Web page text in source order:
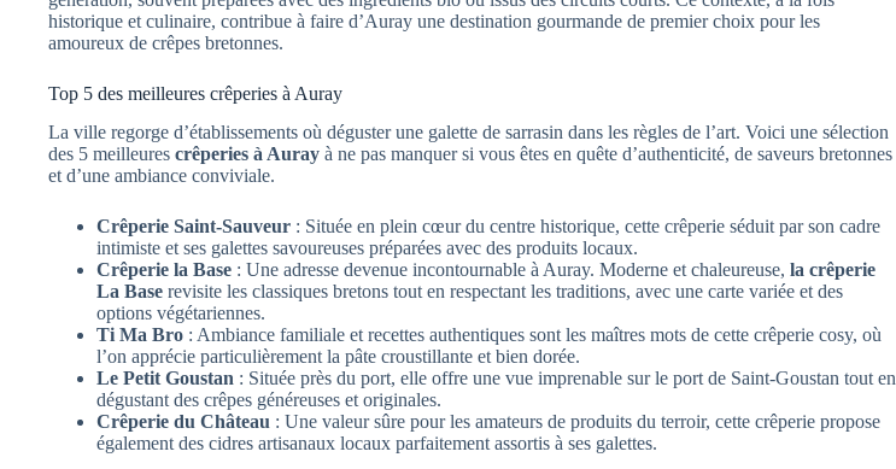
historique et culinaire, contribue à faire d’Auray une destination gourmande de premier choix pour les
amoureux de crêpes bretonnes.
Top 5 des meilleures crêperies à Auray
La ville regorge d’établissements où déguster une galette de sarrasin dans les règles de l’art. Voici une sélection
des 5 meilleures crêperies à Auray à ne pas manquer si vous êtes en quête d’authenticité, de saveurs bretonnes
et d’une ambiance conviviale.
Crêperie Saint-Sauveur : Située en plein cœur du centre historique, cette crêperie séduit par son cadre
intimiste et ses galettes savoureuses préparées avec des produits locaux.
Crêperie la Base : Une adresse devenue incontournable à Auray. Moderne et chaleureuse, la crêperie
La Base revisite les classiques bretons tout en respectant les traditions, avec une carte variée et des
options végétariennes.
Ti Ma Bro : Ambiance familiale et recettes authentiques sont les maîtres mots de cette crêperie cosy, où
l’on apprécie particulièrement la pâte croustillante et bien dorée.
Le Petit Goustan : Située près du port, elle offre une vue imprenable sur le port de Saint-Goustan tout en
dégustant des crêpes généreuses et originales.
Crêperie du Château : Une valeur sûre pour les amateurs de produits du terroir, cette crêperie propose
également des cidres artisanaux locaux parfaitement assortis à ses galettes.